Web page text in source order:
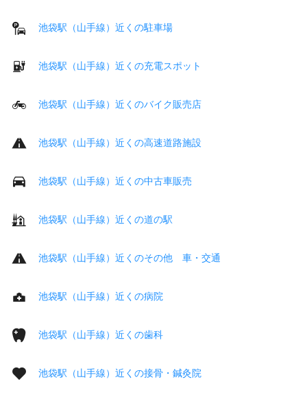
池袋駅（山手線）近くの駐車場
池袋駅（山手線）近くの充電スポット
池袋駅（山手線）近くのバイク販売店
池袋駅（山手線）近くの高速道路施設
池袋駅（山手線）近くの中古車販売
池袋駅（山手線）近くの道の駅
池袋駅（山手線）近くのその他 車・交通
池袋駅（山手線）近くの病院
池袋駅（山手線）近くの歯科
池袋駅（山手線）近くの接骨・鍼灸院